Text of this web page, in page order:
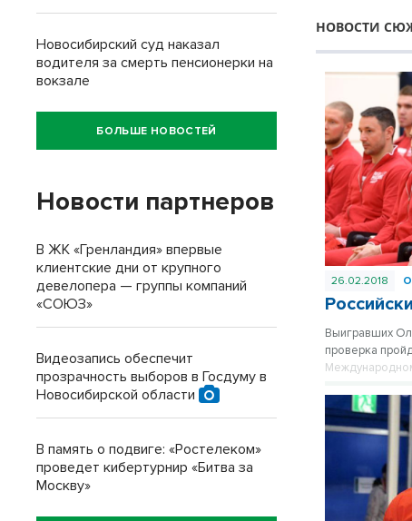
НОВОСТИ
26.02.2018
Выигравших
проверка
Новосибирский суд наказал
водителя за смерть пенсионерки на
вокзале
БОЛЬШЕ НОВОСТЕЙ
Новости партнеров
В ЖК «Гренландия» впервые
клиентские дни от крупного
девелопера — группы компаний
«СОЮЗ»
Видеозапись обеспечит
прозрачность выборов в Госдуму в
Новосибирской области
В память о подвиге: «Ростелеком»
проведет кибертурнир «Битва за
Москву»